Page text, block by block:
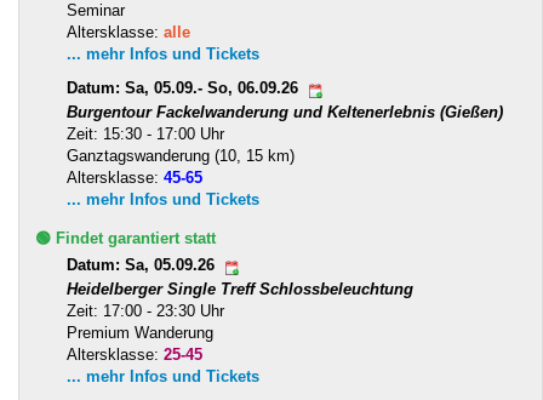
Seminar
Altersklasse: alle
... mehr Infos und Tickets
Datum: Sa, 05.09.- So, 06.09.26
Burgentour Fackelwanderung und Keltenerlebnis (Gießen)
Zeit: 15:30 - 17:00 Uhr
Ganztagswanderung (10, 15 km)
Altersklasse: 45-65
... mehr Infos und Tickets
🟢 Findet garantiert statt
Datum: Sa, 05.09.26
Heidelberger Single Treff Schlossbeleuchtung
Zeit: 17:00 - 23:30 Uhr
Premium Wanderung
Altersklasse: 25-45
... mehr Infos und Tickets